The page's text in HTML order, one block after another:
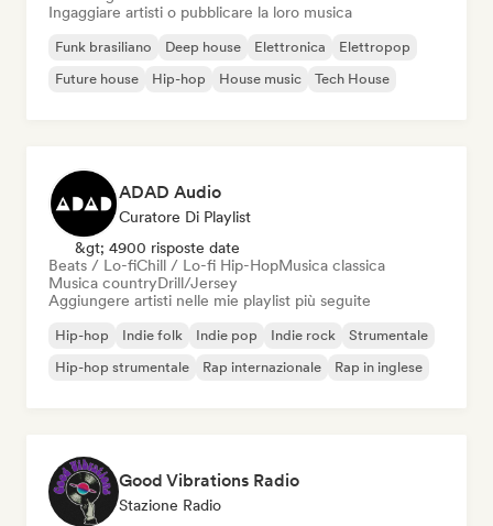
Ingaggiare artisti o pubblicare la loro musica
Funk brasiliano Deep house Elettronica
Elettropop
Future house
Hip-hop House music Tech House
ADAD Audio
Curatore Di Playlist
&gt; 4900 risposte date
Beats / Lo-fiChill / Lo-fi Hip-HopMusica classica
Musica countryDrill/Jersey
Aggiungere artisti nelle mie playlist più seguite
Hip-hop Indie folk Indie pop Indie rock
Strumentale
Hip-hop strumentale
Rap internazionale Rap in inglese
Good Vibrations Radio
Stazione Radio